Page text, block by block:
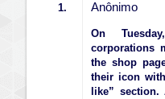
Anônimo
On
corporations
the shop
their icon
like”